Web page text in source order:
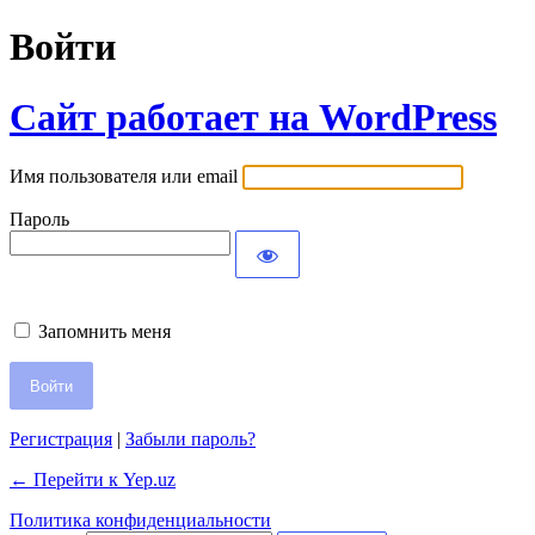
Войти
Сайт работает на WordPress
Имя пользователя или email
Пароль
Запомнить меня
Регистрация | Забыли пароль?
← Перейти к Yep.uz
Политика конфиденциальности